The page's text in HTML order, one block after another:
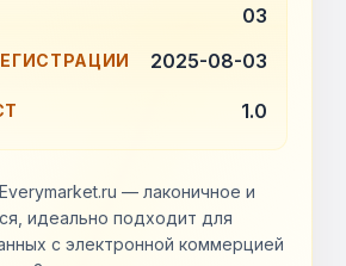
03
2025-08-03
1.0
— лаконичное и
идеально подходит для
с электронной коммерцией